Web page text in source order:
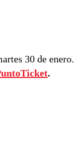
30 de enero.
.